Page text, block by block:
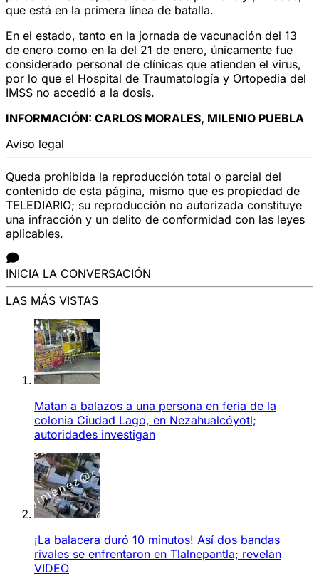
que está en la primera línea de batalla.
En el estado, tanto en la jornada de vacunación del 13
de enero como en la del 21 de enero, únicamente fue
considerado personal de clínicas que atienden el virus,
por lo que el Hospital de Traumatología y Ortopedia del
IMSS no accedió a la dosis.
INFORMACIÓN: CARLOS MORALES, MILENIO PUEBLA
Aviso legal
Queda prohibida la reproducción total o parcial del
contenido de esta página, mismo que es propiedad de
TELEDIARIO; su reproducción no autorizada constituye
una infracción y un delito de conformidad con las leyes
aplicables.
INICIA LA CONVERSACIÓN
LAS MÁS VISTAS
Matan a balazos a una persona en feria de la
colonia Ciudad Lago, en Nezahualcóyotl;
autoridades investigan
¡La balacera duró 10 minutos! Así dos bandas
rivales se enfrentaron en Tlalnepantla; revelan
VIDEO